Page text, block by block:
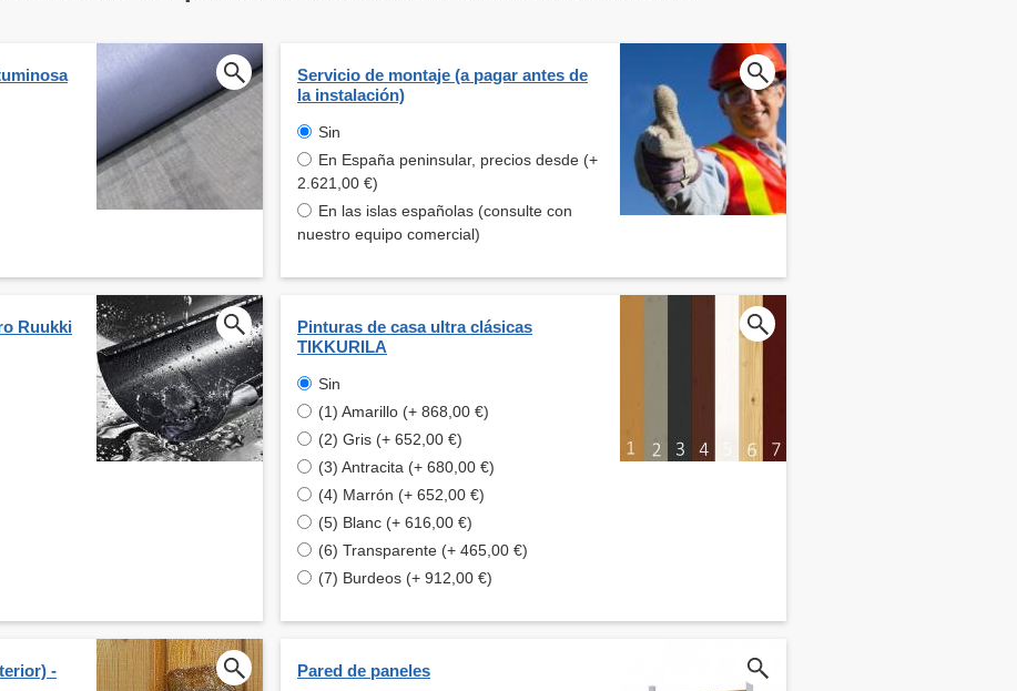
Servicio de montaje (a pagar antes de
la instalación)
Sin
En España peninsular, precios desde (+
2.621,00 €)
En las islas españolas (consulte con
nuestro equipo comercial)
Ruukki
Pinturas de casa ultra clásicas
TIKKURILA
Sin
(1) Amarillo (+ 868,00 €)
(2) Gris (+ 652,00 €)
(3) Antracita (+ 680,00 €)
(4) Marrón (+ 652,00 €)
(5) Blanc (+ 616,00 €)
(6) Transparente (+ 465,00 €)
(7) Burdeos (+ 912,00 €)
-
Pared de paneles